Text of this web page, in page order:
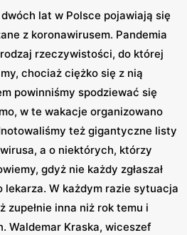
lat w Polsce pojawiają się
z koronawirusem. Pandemia
rzeczywistości, do której
chociaż ciężko się z nią
powinniśmy spodziewać się
w te wakacje organizowano
też gigantyczne listy
a o niektórych, którzy
gdyż nie każdy zgłaszał
lekarza. W każdym razie sytuacja
zupełnie inna niż rok temu i
Waldemar Kraska, wiceszef